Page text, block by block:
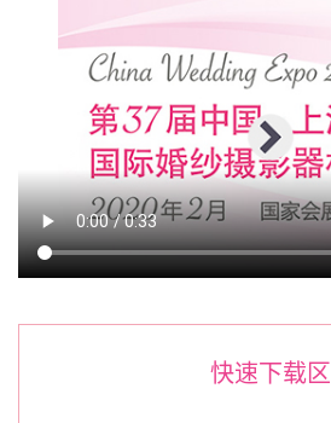
快速下载区